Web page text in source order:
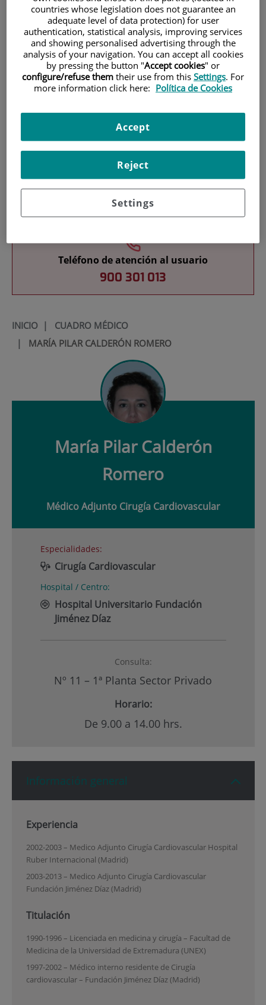
Investigación
Teléfono de atención al usuario
900 301 013
INICIO| CUADRO MÉDICO
| MARÍA PILAR CALDERÓN ROMERO
María Pilar Calderón
Romero
Médico Adjunto Cirugía Cardiovascular
Especialidades:
Cirugía Cardiovascular
Hospital / Centro:
Hospital Universitario Fundación
Jiménez Díaz
Consulta:
Nº 11 – 1ª Planta Sector Privado
Horario:
De 9.00 a 14.00 hrs.
Información general
Experiencia
2002-2003 – Medico Adjunto Cirugía Cardiovascular Hospital
Ruber Internacional (Madrid)
2003-2013 – Medico Adjunto Cirugía Cardiovascular
Fundación Jiménez Díaz (Madrid)
Titulación
1990-1996 – Licenciada en medicina y cirugía – Facultad de
Medicina de la Universidad de Extremadura (UNEX)
1997-2002 – Médico interno residente de Cirugía
cardiovascular – Fundación Jiménez Díaz (Madrid)
countries whose legislation does not guarantee an
adequate level of data protection) for user
authentication, statistical analysis, improving services
and showing personalised advertising through the
analysis of your navigation. You can accept all cookies
by pressing the button "Accept cookies" or
configure/refuse them their use from this Settings. For
more information click here: Política de Cookies
Settings
Reject
Accept